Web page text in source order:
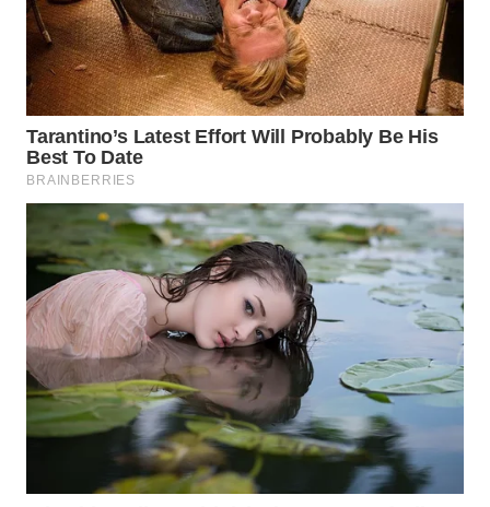
SERDANG
WN
TEBING
TINGGI
WN
WN
KARAWANG
WN
BEKASI
WN
BOGOR
WN